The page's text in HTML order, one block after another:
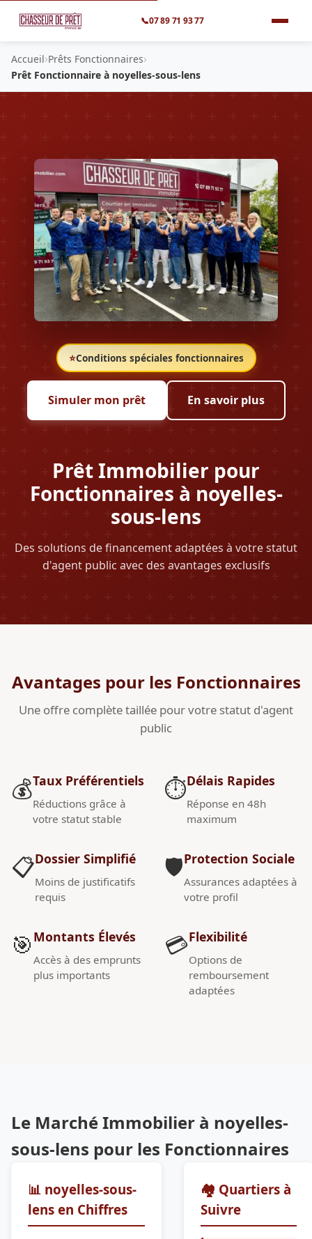
📞07 89 71 93 77
Accueil›Prêts Fonctionnaires›
Prêt Fonctionnaire à noyelles-sous-lens
⭐Conditions spéciales fonctionnaires
Prêt Immobilier pour
Fonctionnaires à noyelles-
sous-lens
Des solutions de financement adaptées à votre statut
d'agent public avec des avantages exclusifs
Simuler mon prêt En savoir plus
Avantages pour les Fonctionnaires
Une offre complète taillée pour votre statut d'agent
public
💰Taux Préférentiels
Réductions grâce à
votre statut stable
📋Dossier Simplifié
Moins de justificatifs
requis
🎯 Montants Élevés
Accès à des emprunts
plus importants
⏱️Délais Rapides
Réponse en 48h
maximum
🛡️Protection Sociale
Assurances adaptées à
votre profil
💳Flexibilité
Options de
remboursement
adaptées
Le Marché Immobilier à noyelles-
sous-lens pour les Fonctionnaires
📊 noyelles-sous-
lens en Chiffres
🏘️ Quartiers à
Suivre